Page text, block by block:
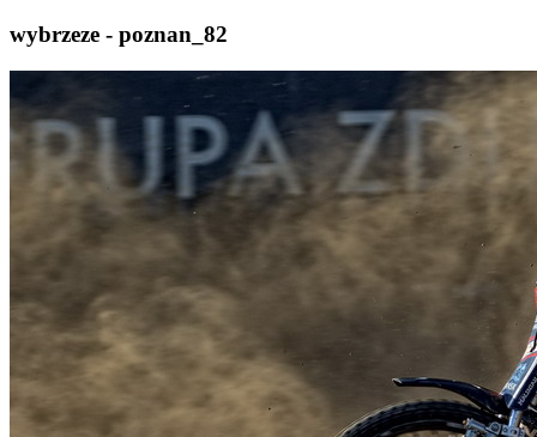
wybrzeze - poznan_82